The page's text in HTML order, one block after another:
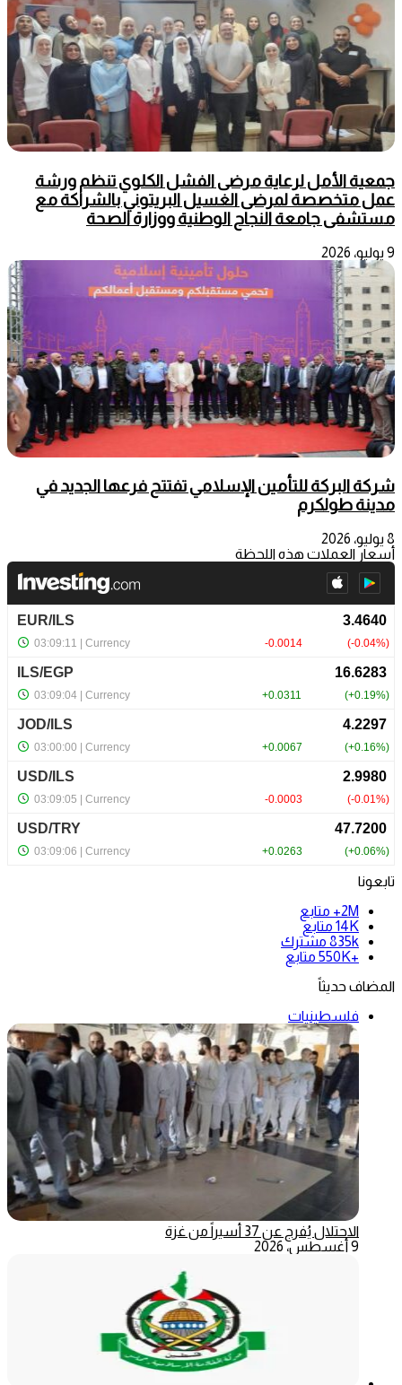
جمعية الأمل لرعاية مرضى الفشل الكلوي تنظم ورشة
عمل متخصصة لمرضى الغسيل البريتوني بالشراكة مع
مستشفى جامعة النجاح الوطنية ووزارة الصحة
9 يوليو، 2026
شركة البركة للتأمين الإسلامي تفتتح فرعها الجديد في
مدينة طولكرم
8 يوليو، 2026
أسعار العملات هذه اللحظة
تابعونا
2M+
متابع
14K متابع
835k مشترك
+550K
متابع
المضاف حديثاً
فلسطينيات
الاحتلال يُفرج عن 37 أسيراً من غزة
9 أغسطس، 2026